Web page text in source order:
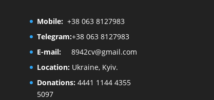
Mobile:+38 063 8127983
Telegram:+38 063 8127983
E-mail:
8942cv@gmail.com
Location: Ukraine, Kyiv.
Donations: 4441 1144 4355
5097